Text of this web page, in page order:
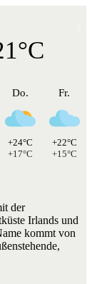
Do.
+24°C
+17°C
Fr.
+22°C
+15°C
der
Irlands und
kommt von